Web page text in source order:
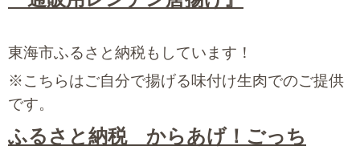
東海市ふるさと納税もしています！
※こちらはご自分で揚げる味付け生肉でのご提供
です。
ふるさと納税 からあげ！ごっち